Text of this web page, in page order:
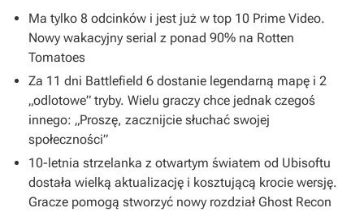
Ma tylko 8 odcinków i jest już w top 10 Prime Video.
Nowy wakacyjny serial z ponad 90% na Rotten
Tomatoes
Za 11 dni Battlefield 6 dostanie legendarną mapę i 2
„odlotowe” tryby. Wielu graczy chce jednak czegoś
innego: „Proszę, zacznijcie słuchać swojej
społeczności”
10-letnia strzelanka z otwartym światem od Ubisoftu
dostała wielką aktualizację i kosztującą krocie wersję.
Gracze pomogą stworzyć nowy rozdział Ghost Recon